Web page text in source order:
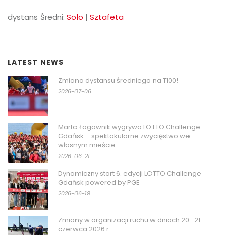
dystans Średni: Solo | Sztafeta
LATEST NEWS
Zmiana dystansu średniego na T100!
2026-07-06
Marta Łagownik wygrywa LOTTO Challenge
Gdańsk – spektakularne zwycięstwo we
własnym mieście
2026-06-21
Dynamiczny start 6. edycji LOTTO Challenge
Gdańsk powered by PGE
2026-06-19
Zmiany w organizacji ruchu w dniach 20–21
czerwca 2026 r.